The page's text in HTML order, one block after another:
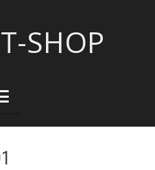
Navigation